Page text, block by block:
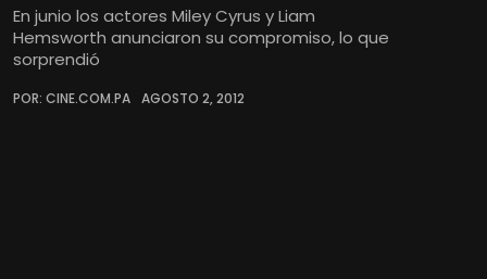
En junio los actores Miley Cyrus y Liam
Hemsworth anunciaron su compromiso, lo que
sorprendió
POR: CINE.COM.PA AGOSTO 2, 2012